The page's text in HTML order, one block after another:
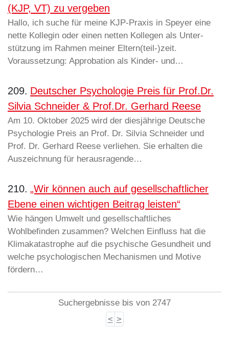
(KJP, VT) zu vergeben
Hallo, ich suche für meine KJP-Praxis in Speyer eine
nette Kollegin oder einen netten Kollegen als Unter-
stützung im Rahmen meiner Eltern(teil-)zeit.
Voraussetzung: Approbation als Kinder- und…
209. Deutscher Psychologie Preis für Prof.Dr.
Silvia Schneider & Prof.Dr. Gerhard Reese
Am 10. Oktober 2025 wird der diesjährige Deutsche
Psychologie Preis an Prof. Dr. Silvia Schneider und
Prof. Dr. Gerhard Reese verliehen. Sie erhalten die
Auszeichnung für herausragende…
210. „Wir können auch auf gesellschaftlicher
Ebene einen wichtigen Beitrag leisten“
Wie hängen Umwelt und gesellschaftliches
Wohlbefinden zusammen? Welchen Einfluss hat die
Klimakatastrophe auf die psychische Gesundheit und
welche psychologischen Mechanismen und Motive
fördern…
Suchergebnisse bis von 2747
< >